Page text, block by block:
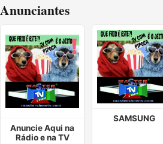
Anunciantes
Anuncie Aqui na
Rádio e na TV
SAMSUNG